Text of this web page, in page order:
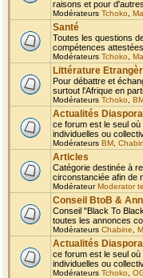
raisons et pour
Modérateurs Tchoko
Santé
Toutes les questions
compétences
Modérateurs Tchoko
Littérature
Pour débattre et
surtout l'Afrique en
Modérateurs Tchoko
Actualités Diaspora
ce forum est le seul
individuelles ou
Modérateurs BM
Articles
Catégorie destinée à
circonstanciée afin de
ModérateurModerator
Conseil BtoB &
Conseil "Black To
toutes les annonces
Modérateurs Chabine
Actualités
ce forum est le seul
individuelles ou
Modérateurs Tchoko